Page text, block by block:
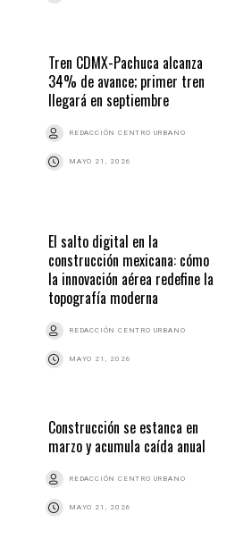
Tren CDMX-Pachuca alcanza
34% de avance; primer tren
llegará en septiembre
REDACCIÓN CENTRO URBANO
MAYO 21, 2026
El salto digital en la
construcción mexicana: cómo
la innovación aérea redefine la
topografía moderna
REDACCIÓN CENTRO URBANO
MAYO 21, 2026
Construcción se estanca en
marzo y acumula caída anual
REDACCIÓN CENTRO URBANO
MAYO 21, 2026